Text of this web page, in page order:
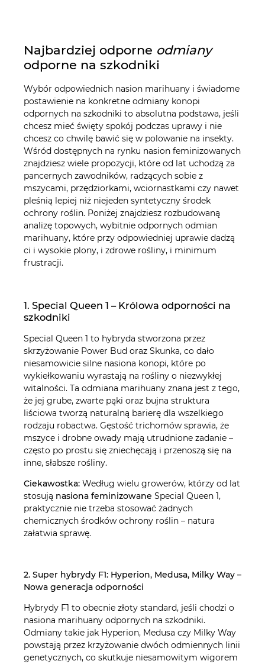
60 Day Grapefruit Auto
20,00 zł
DO KOSZYKA
LSD Auto
20,00 zł
DO KOSZYKA
Najbardziej odporne odmiany
odporne na szkodniki
Wybór odpowiednich nasion marihuany i świadome
postawienie na konkretne odmiany konopi
odpornych na szkodniki to absolutna podstawa, jeśli
chcesz mieć święty spokój podczas uprawy i nie
chcesz co chwilę bawić się w polowanie na insekty.
Wśród dostępnych na rynku nasion feminizowanych
znajdziesz wiele propozycji, które od lat uchodzą za
pancernych zawodników, radzących sobie z
mszycami, przędziorkami, wciornastkami czy nawet
pleśnią lepiej niż niejeden syntetyczny środek
ochrony roślin. Poniżej znajdziesz rozbudowaną
analizę topowych, wybitnie odpornych odmian
marihuany, które przy odpowiedniej uprawie dadzą
ci i wysokie plony, i zdrowe rośliny, i minimum
frustracji.
1. Special Queen 1 – Królowa odporności na
szkodniki
Special Queen 1 to hybryda stworzona przez
skrzyżowanie Power Bud oraz Skunka, co dało
niesamowicie silne nasiona konopi, które po
wykiełkowaniu wyrastają na rośliny o niezwykłej
witalności. Ta odmiana marihuany znana jest z tego,
że jej grube, zwarte pąki oraz bujna struktura
liściowa tworzą naturalną barierę dla wszelkiego
rodzaju robactwa. Gęstość trichomów sprawia, że
mszyce i drobne owady mają utrudnione zadanie –
często po prostu się zniechęcają i przenoszą się na
inne, słabsze rośliny.
Ciekawostka: Według wielu growerów, którzy od lat
stosują nasiona feminizowane Special Queen 1,
praktycznie nie trzeba stosować żadnych
chemicznych środków ochrony roślin – natura
załatwia sprawę.
2. Super hybrydy F1: Hyperion, Medusa, Milky Way –
Nowa generacja odporności
Hybrydy F1 to obecnie złoty standard, jeśli chodzi o
nasiona marihuany odpornych na szkodniki.
Odmiany takie jak Hyperion, Medusa czy Milky Way
powstają przez krzyżowanie dwóch odmiennych linii
genetycznych, co skutkuje niesamowitym wigorem